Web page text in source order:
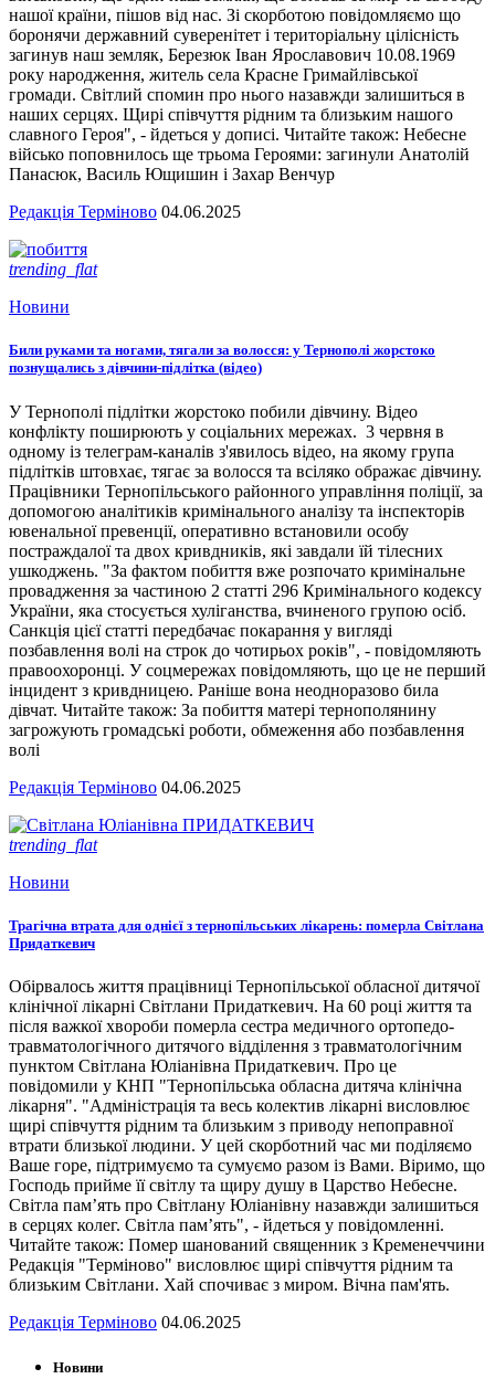
нашої країни, пішов від нас. Зі скорботою повідомляємо що
боронячи державний суверенітет і територіальну цілісність
загинув наш земляк, Березюк Іван Ярославович 10.08.1969
року народження, житель села Красне Гримайлівської
громади. Світлий спомин про нього назавжди залишиться в
наших серцях. Щирі співчуття рідним та близьким нашого
славного Героя", - йдеться у дописі. Читайте також: Небесне
військо поповнилось ще трьома Героями: загинули Анатолій
Панасюк, Василь Ющишин і Захар Венчур
Редакція Терміново 04.06.2025
trending_flat
Новини
Били руками та ногами, тягали за волосся: у Тернополі жорстоко
познущались з дівчини-підлітка (відео)
У Тернополі підлітки жорстоко побили дівчину. Відео
конфлікту поширюють у соціальних мережах. 3 червня в
одному із телеграм-каналів з'явилось відео, на якому група
підлітків штовхає, тягає за волосся та всіляко ображає дівчину.
Працівники Тернопільського районного управління поліції, за
допомогою аналітиків кримінального аналізу та інспекторів
ювенальної превенції, оперативно встановили особу
постраждалої та двох кривдників, які завдали їй тілесних
ушкоджень. "За фактом побиття вже розпочато кримінальне
провадження за частиною 2 статті 296 Кримінального кодексу
України, яка стосується хуліганства, вчиненого групою осіб.
Санкція цієї статті передбачає покарання у вигляді
позбавлення волі на строк до чотирьох років", - повідомляють
правоохоронці. У соцмережах повідомляють, що це не перший
інцидент з кривдницею. Раніше вона неодноразово била
дівчат. Читайте також: За побиття матері тернополянину
загрожують громадські роботи, обмеження або позбавлення
волі
Редакція Терміново 04.06.2025
trending_flat
Новини
Трагічна втрата для однієї з тернопільських лікарень: померла Світлана
Придаткевич
Обірвалось життя працівниці Тернопільської обласної дитячої
клінічної лікарні Світлани Придаткевич. На 60 році життя та
після важкої хвороби померла сестра медичного ортопедо-
травматологічного дитячого відділення з травматологічним
пунктом Світлана Юліанівна Придаткевич. Про це
повідомили у КНП "Тернопільська обласна дитяча клінічна
лікарня". "Адміністрація та весь колектив лікарні висловлює
щирі співчуття рідним та близьким з приводу непоправної
втрати близької людини. У цей скорботний час ми поділяємо
Ваше горе, підтримуємо та сумуємо разом із Вами. Віримо, що
Господь прийме її світлу та щиру душу в Царство Небесне.
Світла пам’ять про Світлану Юліанівну назавжди залишиться
в серцях колег. Світла пам’ять", - йдеться у повідомленні.
Читайте також: Помер шанований священник з Кременеччини
Редакція "Терміново" висловлює щирі співчуття рідним та
близьким Світлани. Хай спочиває з миром. Вічна пам'ять.
Редакція Терміново 04.06.2025
Новини